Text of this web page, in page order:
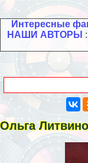
Интересные
НАШИ АВТОРЫ
Ольга